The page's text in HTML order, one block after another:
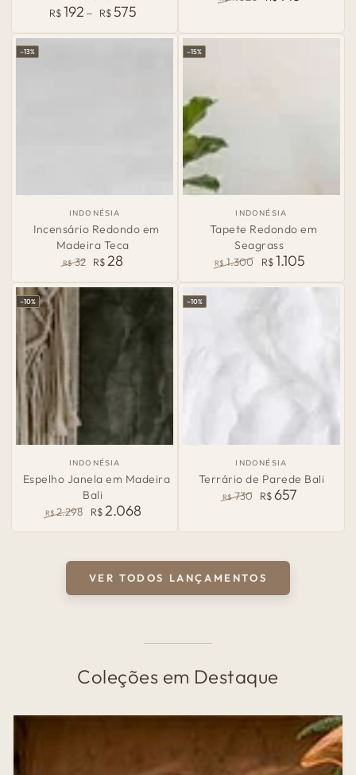
Preço
R$192 R$ 575
País
de
Origem:
INDONÉSIA
Incensário Redondo em
Madeira Teca
normal
R$ 32
de
venda
R$ 28
–13%
País
de
Origem:
INDONÉSIA
Tapete Redondo em
Seagrass
R$ 1.300
de
R$ 1.105
–15%
País
de
Origem:
INDONÉSIA
Espelho Janela em Madeira
Bali
R$ 2.298 R$2.068
–10%
País
de
Origem:
INDONÉSIA
Terrário de Parede Bali
R$ 730 R$657
–10%
VER TODOS LANÇAMENTOS
Coleções em Destaque